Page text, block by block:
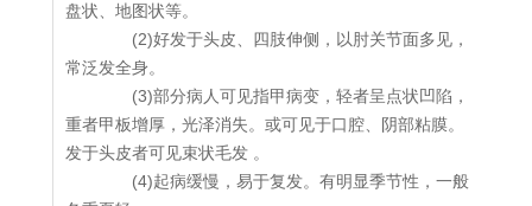
盘状、地图状等。
(2)好发于头皮、四肢伸侧，以肘关节面多见，
常泛发全身。
(3)部分病人可见指甲病变，轻者呈点状凹陷，
重者甲板增厚，光泽消失。或可见于口腔、阴部粘膜。
发于头皮者可见束状毛发 。
(4)起病缓慢，易于复发。有明显季节性，一般